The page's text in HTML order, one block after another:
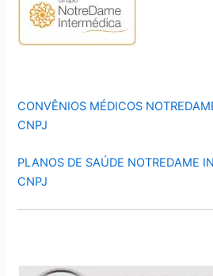
CONVÊNIOS MÉDICOS
CNPJ
PLANOS DE SAÚDE NOTREDAME
CNPJ